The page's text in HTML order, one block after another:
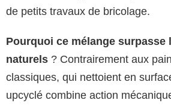
de petits travaux de bricolage.
Pourquoi ce mélange surpasse
naturels ? Contrairement aux
classiques, qui nettoient en
upcyclé combine action